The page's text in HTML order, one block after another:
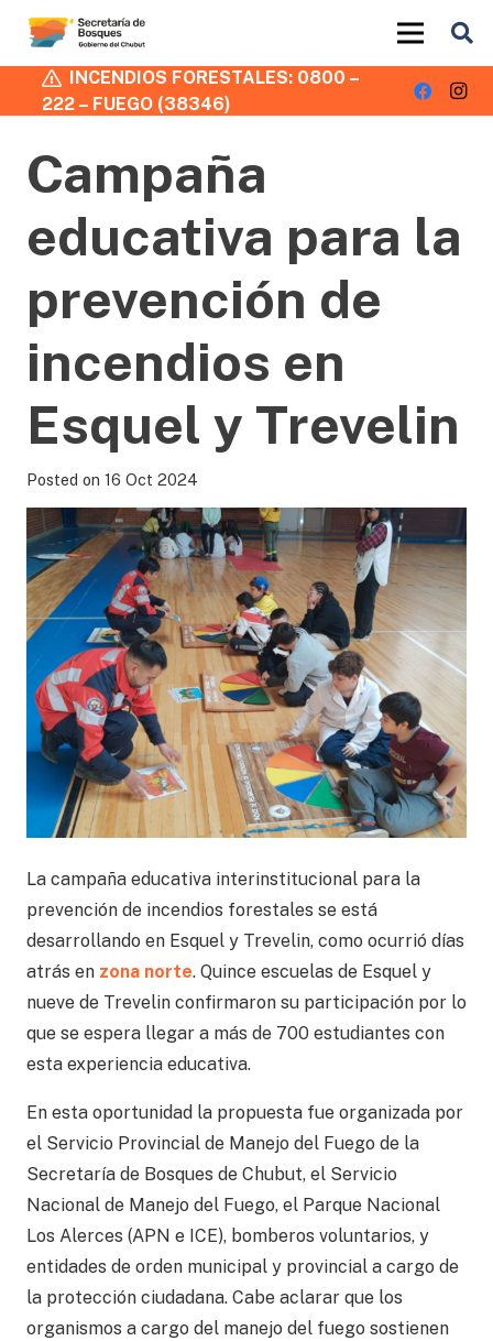
INCENDIOS FORESTALES: 0800 –
222 – FUEGO (38346)
Campaña
educativa para la
prevención de
incendios en
Esquel y Trevelin
Posted on 16 Oct 2024
La campaña educativa interinstitucional para la
prevención de incendios forestales se está
desarrollando en Esquel y Trevelin, como ocurrió días
atrás en zona norte. Quince escuelas de Esquel y
nueve de Trevelin confirmaron su participación por lo
que se espera llegar a más de 700 estudiantes con
esta experiencia educativa.
En esta oportunidad la propuesta fue organizada por
el Servicio Provincial de Manejo del Fuego de la
Secretaría de Bosques de Chubut, el Servicio
Nacional de Manejo del Fuego, el Parque Nacional
Los Alerces (APN e ICE), bomberos voluntarios, y
entidades de orden municipal y provincial a cargo de
la protección ciudadana. Cabe aclarar que los
organismos a cargo del manejo del fuego sostienen